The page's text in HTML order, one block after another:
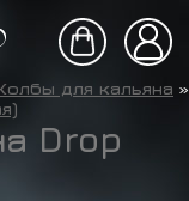
для кальяна »
Drop